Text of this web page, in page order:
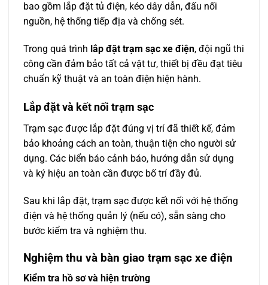
bao gồm lắp đặt tủ điện, kéo dây dẫn, đấu nối
nguồn, hệ thống tiếp địa và chống sét.
Trong quá trình lắp đặt trạm sạc xe điện, đội ngũ thi
công cần đảm bảo tất cả vật tư, thiết bị đều đạt tiêu
chuẩn kỹ thuật và an toàn điện hiện hành.
Lắp đặt và kết nối trạm sạc
Trạm sạc được lắp đặt đúng vị trí đã thiết kế, đảm
bảo khoảng cách an toàn, thuận tiện cho người sử
dụng. Các biển báo cảnh báo, hướng dẫn sử dụng
và ký hiệu an toàn cần được bố trí đầy đủ.
Sau khi lắp đặt, trạm sạc được kết nối với hệ thống
điện và hệ thống quản lý (nếu có), sẵn sàng cho
bước kiểm tra và nghiệm thu.
Nghiệm thu và bàn giao trạm sạc xe điện
Kiểm tra hồ sơ và hiện trường